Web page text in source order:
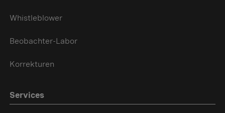
Whistleblower
Beobachter-Labor
Korrekturen
Services